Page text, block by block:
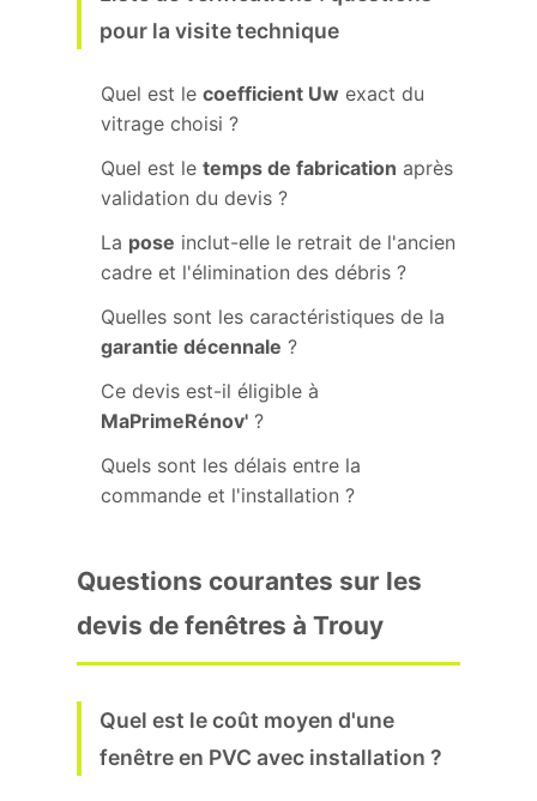
pour la visite technique
Quel est le coefficient Uw exact du
vitrage choisi ?
Quel est le temps de fabrication après
validation du devis ?
La pose inclut-elle le retrait de l'ancien
cadre et l'élimination des débris ?
Quelles sont les caractéristiques de la
garantie décennale ?
Ce devis est-il éligible à
MaPrimeRénov' ?
Quels sont les délais entre la
commande et l'installation ?
Questions courantes sur les
devis de fenêtres à Trouy
Quel est le coût moyen d'une
fenêtre en PVC avec installation ?